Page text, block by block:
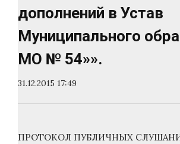
дополнений в Устав
Муниципального
МО № 54»».
31.12.2015 17:49
ПРОТОКОЛ ПУБЛИЧНЫХ